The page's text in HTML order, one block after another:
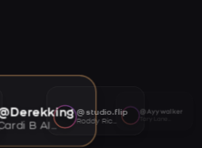
B AI voice
@studio.flip
Roddy Ricch AI voice
@Ayywalker